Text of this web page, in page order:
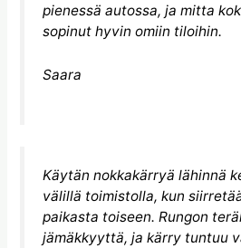
pienessä autossa, ja mitta
sopinut hyvin omiin tiloihin.
Saara
Käytän nokkakärryä lähinnä
välillä toimistolla, kun
paikasta toiseen. Rungon
jämäkkyyttä, ja kärry tuntuu